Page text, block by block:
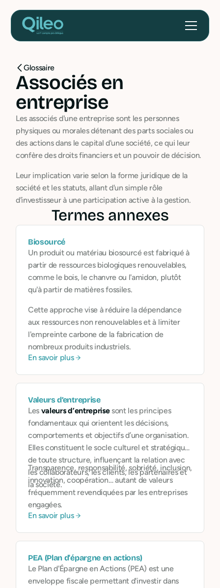
Glossaire
Associés en
entreprise
Les associés d'une entreprise sont les personnes
physiques ou morales détenant des parts sociales ou
des actions dans le capital d'une société, ce qui leur
confère des droits financiers et un pouvoir de décision.
Leur implication varie selon la forme juridique de la
société et les statuts, allant d'un simple rôle
d'investisseur à une participation active à la gestion.
Termes annexes
Biosourcé
Un produit ou matériau biosourcé est fabriqué à
partir de ressources biologiques renouvelables,
comme le bois, le chanvre ou l'amidon, plutôt
qu'à partir de matières fossiles.
Cette approche vise à réduire la dépendance
aux ressources non renouvelables et à limiter
l'empreinte carbone de la fabrication de
nombreux produits industriels.
En savoir plus
Valeurs d’entreprise
Les valeurs d’entreprisesont les principes
fondamentaux qui orientent les décisions,
comportements et objectifs d’une organisation.
Elles constituent le socle culturel et stratégique
de toute structure, influençant la relation avec
les collaborateurs, les clients, les partenaires et
la société.
Transparence, responsabilité, sobriété, inclusion,
innovation, coopération… autant de valeurs
fréquemment revendiquées par les entreprises
engagées.
En savoir plus
PEA (Plan d'épargne en actions)
Le Plan d'Épargne en Actions (PEA) est une
enveloppe fiscale permettant d'investir dans